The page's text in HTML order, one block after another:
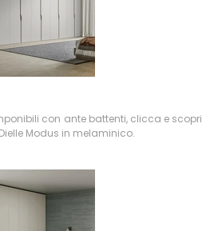
con ante battenti, clicca e scopri
Modus in melaminico.